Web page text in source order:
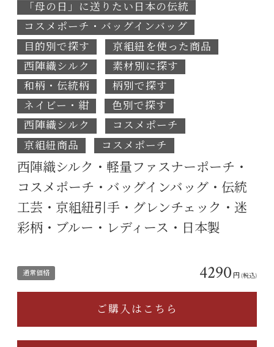
「母の日」に送りたい日本の伝統
コスメポーチ・バッグインバッグ
目的別で探す
京組紐を使った商品
西陣織シルク
素材別に探す
和柄・伝統柄
柄別で探す
ネイビー・紺
色別で探す
西陣織シルク
コスメポーチ
京組紐商品
コスメポーチ
西陣織シルク・軽量ファスナーポーチ・
コスメポーチ・バッグインバッグ・伝統
工芸・京組紐引手・グレンチェック・迷
彩柄・ブルー・レディース・日本製
通常価格 4290 円(税込)
ご購入はこちら